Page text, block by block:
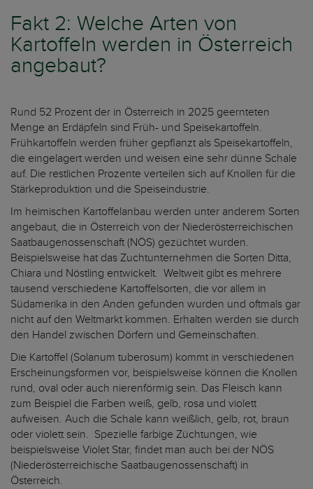
Fakt 2: Welche Arten von
Kartoffeln werden in Österreich
angebaut?
Rund 52 Prozent der in Österreich in 2025 geernteten
Menge an Erdäpfeln sind Früh- und Speisekartoffeln.
Frühkartoffeln werden früher gepflanzt als Speisekartoffeln,
die eingelagert werden und weisen eine sehr dünne Schale
auf. Die restlichen Prozente verteilen sich auf Knollen für die
Stärkeproduktion und die Speiseindustrie.
Im heimischen Kartoffelanbau werden unter anderem Sorten
angebaut, die in Österreich von der Niederösterreichischen
Saatbaugenossenschaft (NÖS) gezüchtet wurden.
Beispielsweise hat das Zuchtunternehmen die Sorten Ditta,
Chiara und Nöstling entwickelt. Weltweit gibt es mehrere
tausend verschiedene Kartoffelsorten, die vor allem in
Südamerika in den Anden gefunden wurden und oftmals gar
nicht auf den Weltmarkt kommen. Erhalten werden sie durch
den Handel zwischen Dörfern und Gemeinschaften.
Die Kartoffel (Solanum tuberosum) kommt in verschiedenen
Erscheinungsformen vor, beispielsweise können die Knollen
rund, oval oder auch nierenförmig sein. Das Fleisch kann
zum Beispiel die Farben weiß, gelb, rosa und violett
aufweisen. Auch die Schale kann weißlich, gelb, rot, braun
oder violett sein. Spezielle farbige Züchtungen, wie
beispielsweise Violet Star, findet man auch bei der NÖS
(Niederösterreichische Saatbaugenossenschaft) in
Österreich.